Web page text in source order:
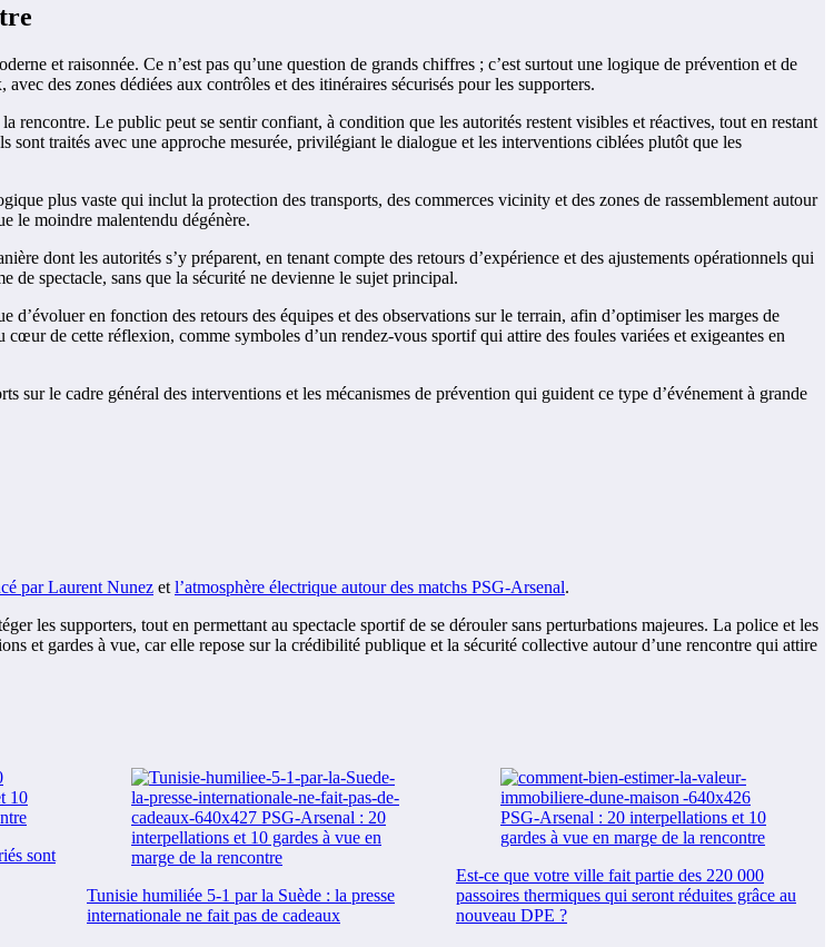
et raisonnée. Ce n’est pas qu’une question de grands chiffres ; c’est surtout une logique de prévention et de
des zones dédiées aux contrôles et des itinéraires sécurisés pour les supporters.
rencontre. Le public peut se sentir confiant, à condition que les autorités restent visibles et réactives, tout en restant
traités avec une approche mesurée, privilégiant le dialogue et les interventions ciblées plutôt que les
plus vaste qui inclut la protection des transports, des commerces vicinity et des zones de rassemblement autour
le moindre malentendu dégénère.
dont les autorités s’y préparent, en tenant compte des retours d’expérience et des ajustements opérationnels qui
de spectacle, sans que la sécurité ne devienne le sujet principal.
en fonction des retours des équipes et des observations sur le terrain, afin d’optimiser les marges de
de cette réflexion, comme symboles d’un rendez-vous sportif qui attire des foules variées et exigeantes en
le cadre général des interventions et les mécanismes de prévention qui guident ce type d’événement à grande
par Laurent Nunez et l’atmosphère électrique autour des matchs PSG-Arsenal.
les supporters, tout en permettant au spectacle sportif de se dérouler sans perturbations majeures. La police et les
et gardes à vue, car elle repose sur la crédibilité publique et la sécurité collective autour d’une rencontre qui attire
sont
Tunisie humiliée 5-1 par la Suède : la presse
internationale ne fait pas de cadeaux
Est-ce que votre ville fait partie des 220 000
passoires thermiques qui seront réduites grâce au
nouveau DPE ?